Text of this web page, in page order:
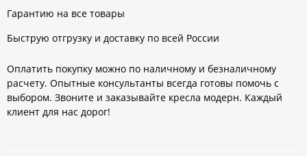
Гарантию на все товары
Быструю отгрузку и доставку по всей России
Оплатить покупку можно по наличному и безналичному
расчету. Опытные консультанты всегда готовы помочь с
выбором. Звоните и заказывайте кресла модерн. Каждый
клиент для нас дорог!